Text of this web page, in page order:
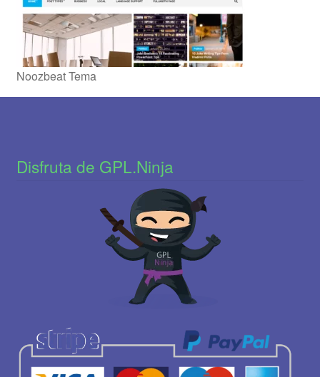
Noozbeat Tema
Disfruta de GPL.Ninja